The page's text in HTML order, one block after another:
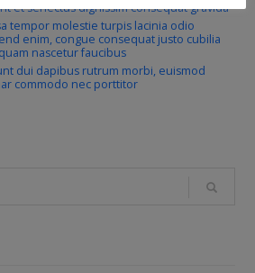
et senectus dignissim consequat gravida
tempor molestie turpis lacinia odio
enim, congue consequat justo cubilia
nascetur faucibus
dui dapibus rutrum morbi, euismod
commodo nec porttitor